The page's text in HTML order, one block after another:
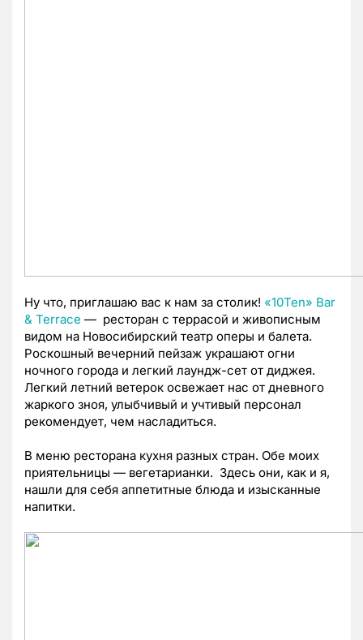
Ну что, приглашаю вас к нам за столик! «10Ten» Bar
& Terrace — ресторан с террасой и живописным
видом на Новосибирский театр оперы и балета.
Роскошный вечерний пейзаж украшают огни
ночного города и легкий лаундж-сет от диджея.
Легкий летний ветерок освежает нас от дневного
жаркого зноя, улыбчивый и учтивый персонал
рекомендует, чем насладиться.
В меню ресторана кухня разных стран. Обе моих
приятельницы — вегетарианки. Здесь они, как и я,
нашли для себя аппетитные блюда и изысканные
напитки.